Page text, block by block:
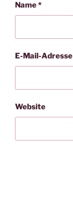
Name*
E-Mail-Adresse
Website